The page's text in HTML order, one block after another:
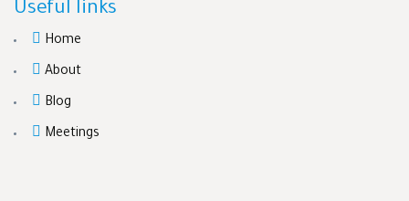
Useful links
Home
About
Blog
Meetings